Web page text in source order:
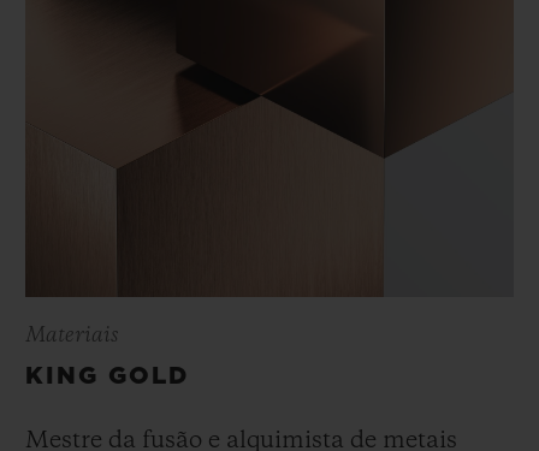
Materiais
KING GOLD
Mestre da fusão e alquimista de metais